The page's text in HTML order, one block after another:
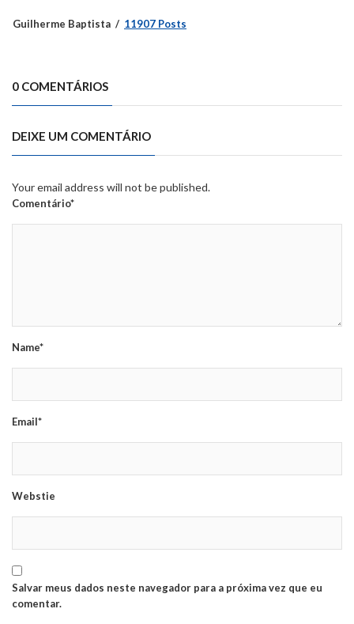
Guilherme Baptista 11907 Posts
0 COMENTÁRIOS
DEIXE UM COMENTÁRIO
Your email address will not be published.
Comentário*
Name*
Email*
Webstie
Salvar meus dados neste navegador para a próxima vez que eu
comentar.